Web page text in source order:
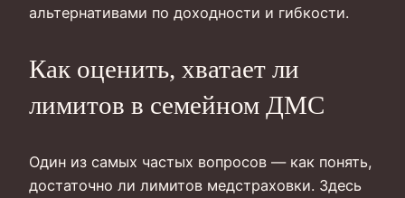
альтернативами по доходности и гибкости.
Как оценить, хватает ли
лимитов в семейном ДМС
Один из самых частых вопросов — как понять,
достаточно ли лимитов медстраховки. Здесь